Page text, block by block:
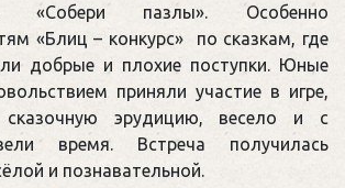
«Собери пазлы». Особенно
«Блиц – конкурс» по сказкам, где
добрые и плохие поступки. Юные
приняли участие в игре,
сказочную эрудицию, весело и с
время. Встреча получилась
и познавательной.